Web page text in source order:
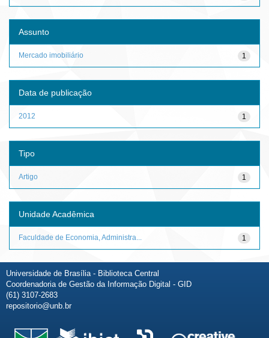
Assunto
1
Mercado imobiliário
Data de publicação
1
2012
Tipo
1
Artigo
Unidade Acadêmica
1
Faculdade de Economia, Administra...
Universidade de Brasília - Biblioteca Central
Coordenadoria de Gestão da Informação Digital - GID
(61) 3107-2683
repositorio@unb.br